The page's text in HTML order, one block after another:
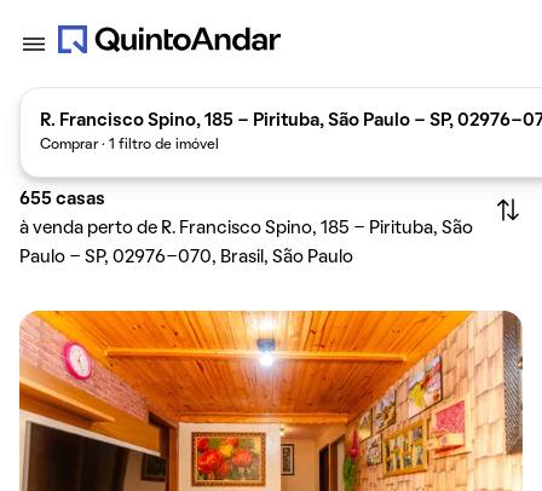
R. Francisco Spino, 185 - Pirituba, São Paulo - SP, 02976-
Comprar · 1 filtro de imóvel
655 casas
à venda perto de R. Francisco Spino, 185 - Pirituba, São
Paulo - SP, 02976-070, Brasil, São Paulo